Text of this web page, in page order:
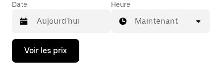
Date
Appuyez
la
Heure
Maintenant
Voir les prix